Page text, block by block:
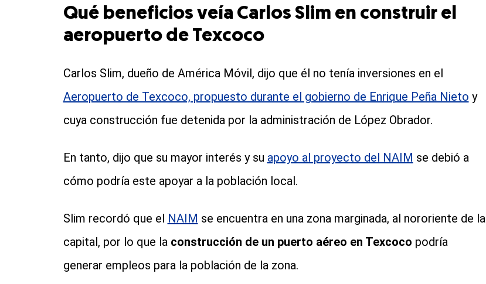
Qué beneficios veía Carlos Slim en construir el
aeropuerto de Texcoco
Carlos Slim, dueño de América Móvil, dijo que él no tenía inversiones en el
Aeropuerto de Texcoco, propuesto durante el gobierno de Enrique Peña Nieto y
cuya construcción fue detenida por la administración de López Obrador.
En tanto, dijo que su mayor interés y su apoyo al proyecto del NAIM se debió a
cómo podría este apoyar a la población local.
Slim recordó que el NAIM se encuentra en una zona marginada, al nororiente de la
capital, por lo que la construcción de un puerto aéreo en Texcoco podría
generar empleos para la población de la zona.